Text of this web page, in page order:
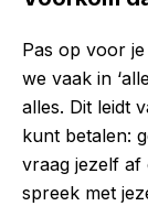
Pas op voor
we vaak in
alles. Dit leidt
kunt betalen:
vraag jezelf af
spreek met